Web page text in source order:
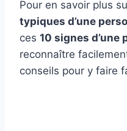
Pour en savoir plus
typiques d’une
ces 10 signes d’une
reconnaître
conseils pour y faire